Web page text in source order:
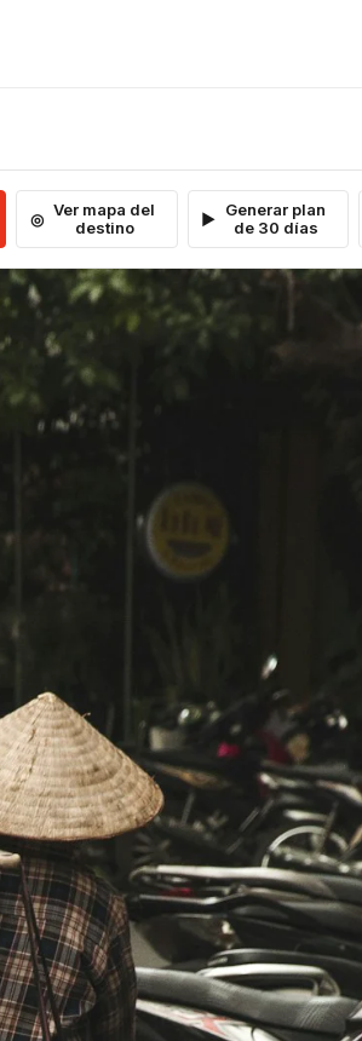
Ver mapa del
destino
Generar plan
de 30 días